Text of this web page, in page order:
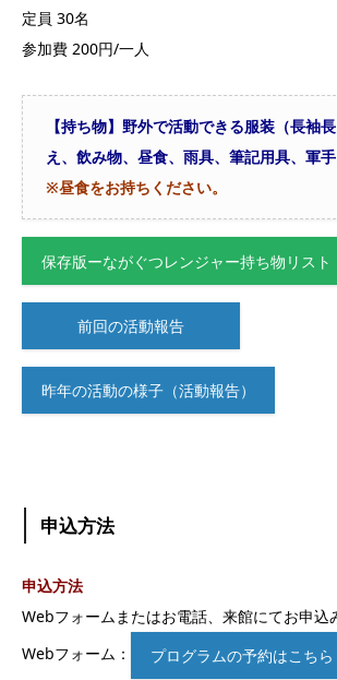
定員 30名
参加費 200円/一人
【持ち物】野外で活動できる服装（長袖
え、飲み物、昼食、雨具、筆記用具、軍
※昼食をお持ちください。
保存版ーながぐつレンジャー持ち物リスト
前回の活動報告
昨年の活動の様子（活動報告）
申込方法
申込方法
Webフォームまたはお電話、来館にてお申込
Webフォーム：
プログラムの予約はこちら